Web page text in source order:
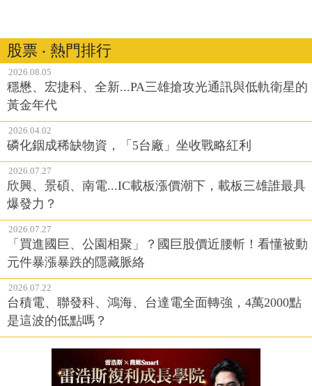
股票 ‧ 熱門排行
2026.08.05
穩懋、宏捷科、全新...PA三雄搶攻光通訊與低軌衛星的
黃金年代
2026.04.02
磷化銦成稀缺物資，「5台廠」坐收戰略紅利
2026.07.27
欣興、景碩、南電...IC載板漲價潮下，載板三雄誰最具
爆發力？
2026.07.27
「買進國巨、公園相聚」？國巨股價近腰斬！看懂被動
元件暴漲暴跌的隱藏脈絡
2026.07.22
台積電、聯發科、鴻海、台達電全面轉強，4萬2000點
是這波的低點嗎？